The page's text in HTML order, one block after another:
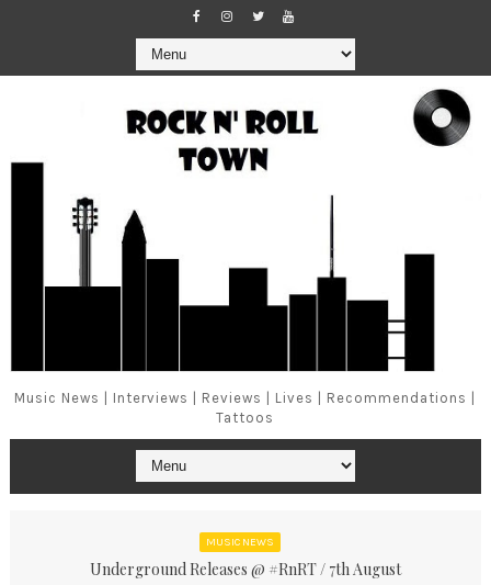
Music News | Interviews | Reviews | Lives | Recommendations |
Tattoos
MUSIC NEWS
Underground Releases @ #RnRT / 7th August